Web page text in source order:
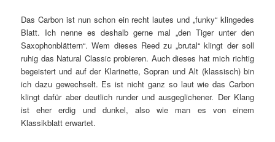
Das Carbon ist nun schon ein recht lautes und „funky“ klingedes
Blatt. Ich nenne es deshalb gerne mal „den Tiger unter den
Saxophonblättern“. Wem dieses Reed zu „brutal“ klingt der soll
ruhig das Natural Classic probieren. Auch dieses hat mich richtig
begeistert und auf der Klarinette, Sopran und Alt (klassisch) bin
ich dazu gewechselt. Es ist nicht ganz so laut wie das Carbon
klingt dafür aber deutlich runder und ausgeglichener. Der Klang
ist eher erdig und dunkel, also wie man es von einem
Klassikblatt erwartet.